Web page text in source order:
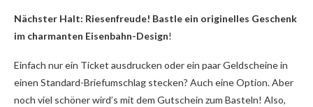
Nächster Halt: Riesenfreude! Bastle ein originelles Geschenk
im charmanten Eisenbahn-Design!
Einfach nur ein Ticket ausdrucken oder ein paar Geldscheine in
einen Standard-Briefumschlag stecken? Auch eine Option. Aber
noch viel schöner wird’s mit dem Gutschein zum Basteln! Also,